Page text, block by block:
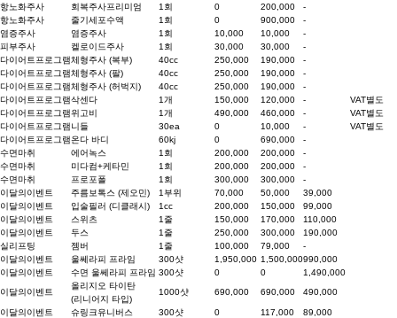
항노화주사
회복주사프리미엄 1회 0 200,000
-
항노화주사
줄기세포수액 1회 0 900,000
-
염증주사
염증주사 1회 10,000 10,000
-
피부주사
켈로이드주사 1회 30,000 30,000
-
다이어트프로그램체형주사 (복부) 40cc 250,000 190,000
-
다이어트프로그램체형주사 (팔) 40cc 250,000 190,000
-
다이어트프로그램체형주사 (허벅지) 40cc 250,000 190,000
-
다이어트프로그램삭센다 1개 150,000 120,000 -
VAT별도
다이어트프로그램위고비 1개 490,000 460,000 -
VAT별도
다이어트프로그램니들 30ea 0 10,000 -
VAT별도
다이어트프로그램온다 바디 60kj 0 690,000
-
수면마취
에어녹스 1회 200,000 200,000
-
수면마취
미다컴+케타민 1회 200,000 200,000
-
수면마취
프로포폴 1회 300,000 300,000
-
이달의이벤트
주름보톡스 (제오민) 1부위 70,000 50,000
39,000
이달의이벤트
입술필러 (디클래시) 1cc 200,000 150,000
99,000
이달의이벤트
스위츠 1줄 150,000 170,000
110,000
이달의이벤트
두스 1줄 250,000 300,000
190,000
실리프팅
젬버 1줄 100,000 79,000
-
이달의이벤트
울쎄라피 프라임 300샷 1,950,000 1,500,000990,000
이달의이벤트
수면 울쎄라피 프라임 300샷 0 0
1,490,000
이달의이벤트
올리지오 타이탄
(리니어지 타입)
1000샷 690,000 690,000 490,000
이달의이벤트 슈링크유니버스 300샷 0 117,000
89,000